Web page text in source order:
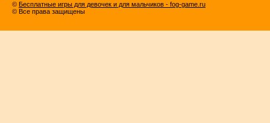
© Бесплатные игры для девочек и для мальчиков - fog-game.ru
© Все права защищены